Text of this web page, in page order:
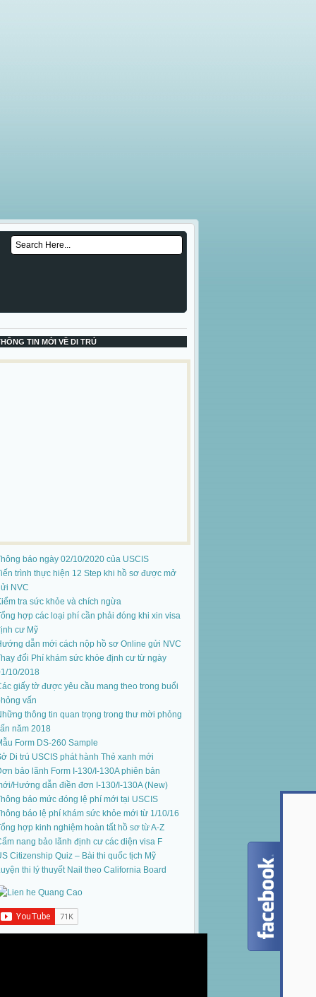
TIN MỚI VỀ DI TRÚ
báo ngày 02/10/2020 của USCIS
trình thực hiện 12 Step khi hồ sơ được mở
NVC
tra sức khỏe và chích ngừa
hợp các loại phí cần phải đóng khi xin visa
cư Mỹ
dẫn mới cách nộp hồ sơ Online gửi NVC
đổi Phí khám sức khỏe định cư từ ngày
10/2018
giấy tờ được yêu cầu mang theo trong buổi
vấn
thông tin quan trọng trong thư mời phỏng
năm 2018
Form DS-260 Sample
Di trú USCIS phát hành Thẻ xanh mới
bảo lãnh Form I-130/I-130A phiên bản
/Hướng dẫn điền đơn I-130/I-130A (New)
báo mức đóng lệ phí mới tại USCIS
báo lệ phí khám sức khỏe mới từ 1/10/16
hợp kinh nghiệm hoàn tất hồ sơ từ A-Z
nang bảo lãnh định cư các diện visa F
Citizenship Quiz – Bài thi quốc tịch Mỹ
thi lý thuyết Nail theo California Board